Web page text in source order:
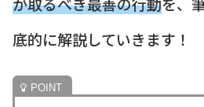
底的に解説していきます！